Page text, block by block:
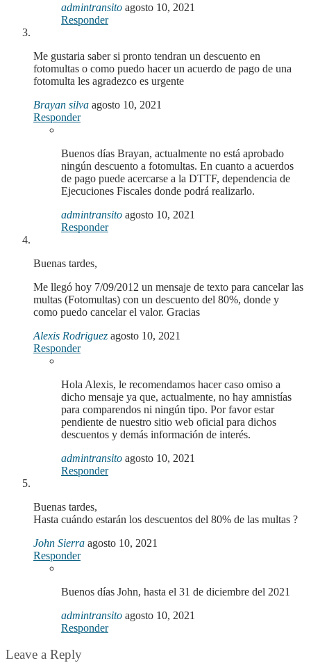
admintransito agosto 10, 2021
Responder
Me gustaria saber si pronto tendran un descuento en
fotomultas o como puedo hacer un acuerdo de pago de una
fotomulta les agradezco es urgente
Brayan silva agosto 10, 2021
Responder
Buenos días Brayan, actualmente no está aprobado
ningún descuento a fotomultas. En cuanto a acuerdos
de pago puede acercarse a la DTTF, dependencia de
Ejecuciones Fiscales donde podrá realizarlo.
admintransito agosto 10, 2021
Responder
Buenas tardes,
Me llegó hoy 7/09/2012 un mensaje de texto para cancelar las
multas (Fotomultas) con un descuento del 80%, donde y
como puedo cancelar el valor. Gracias
Alexis Rodriguez agosto 10, 2021
Responder
Hola Alexis, le recomendamos hacer caso omiso a
dicho mensaje ya que, actualmente, no hay amnistías
para comparendos ni ningún tipo. Por favor estar
pendiente de nuestro sitio web oficial para dichos
descuentos y demás información de interés.
admintransito agosto 10, 2021
Responder
Buenas tardes,
Hasta cuándo estarán los descuentos del 80% de las multas ?
John Sierra agosto 10, 2021
Responder
Buenos días John, hasta el 31 de diciembre del 2021
admintransito agosto 10, 2021
Responder
Leave a Reply